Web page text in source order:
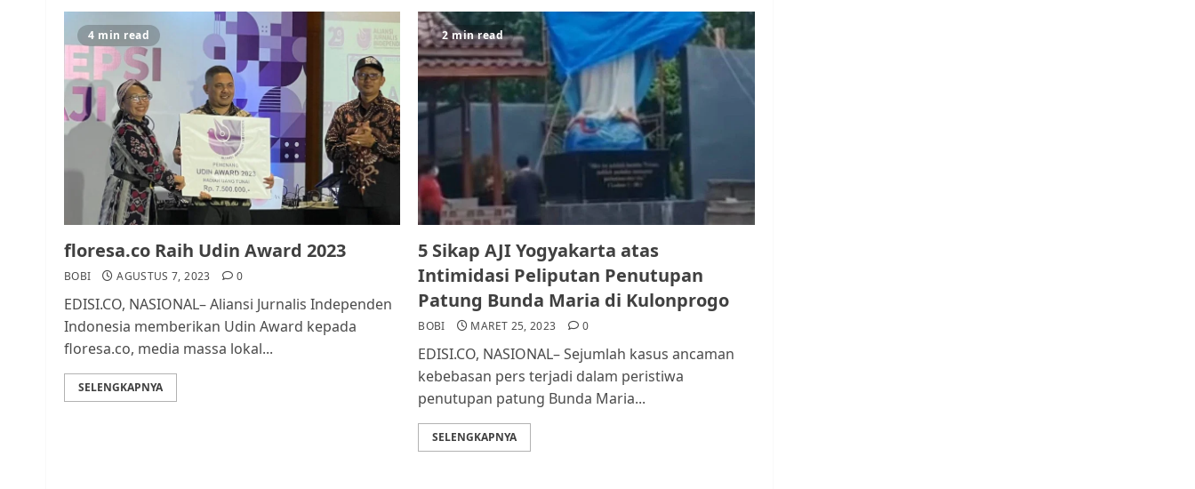
4 min read
floresa.co Raih Udin Award 2023
BOBI AGUSTUS 7, 2023 0
EDISI.CO, NASIONAL– Aliansi Jurnalis Independen
Indonesia memberikan Udin Award kepada
floresa.co, media massa lokal...
SELENGKAPNYA
2 min read
5 Sikap AJI Yogyakarta atas
Intimidasi Peliputan Penutupan
Patung Bunda Maria di Kulonprogo
BOBI MARET 25, 2023 0
EDISI.CO, NASIONAL– Sejumlah kasus ancaman
kebebasan pers terjadi dalam peristiwa
penutupan patung Bunda Maria...
SELENGKAPNYA